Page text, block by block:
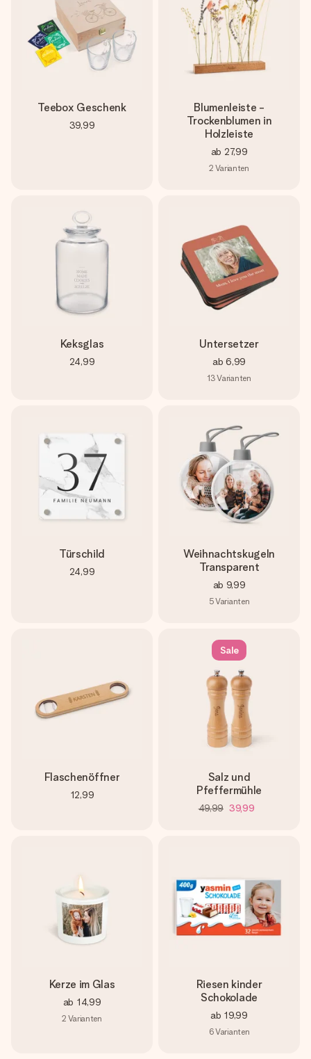
Teebox Geschenk
39,99
Blumenleiste -
Trockenblumen in
Holzleiste
ab 27,99
2 Varianten
Keksglas
24,99
Untersetzer
ab 6,99
13Varianten
Türschild
24,99
Weihnachtskugeln
Transparent
ab 9,99
5Varianten
Flaschenöffner
12,99
Sale
Salz und
Pfeffermühle
49,99 39,99
Kerze im Glas
ab 14,99
2 Varianten
Riesen kinder
Schokolade
ab 19,99
6Varianten